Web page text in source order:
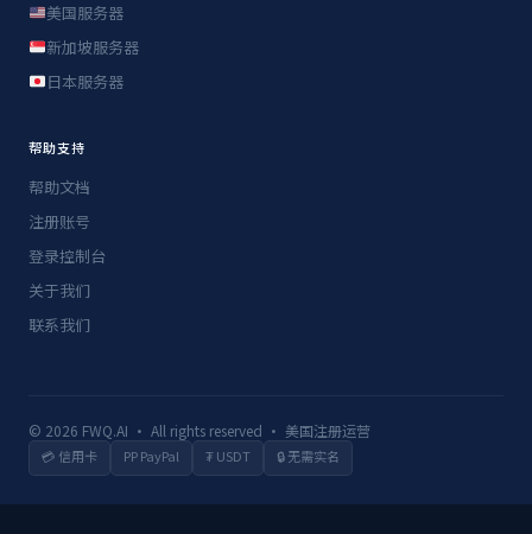
美国服务器
新加坡服务器
日本服务器
帮助支持
帮助文档
注册账号
登录控制台
关于我们
联系我们
© 2026 FWQ.AI · All rights reserved · 美国注册运营
💳 信用卡 PP PayPal ₮ USDT 🔒 无需实名